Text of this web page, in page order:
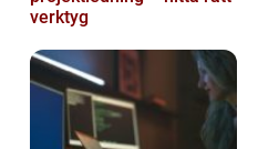
verktyg